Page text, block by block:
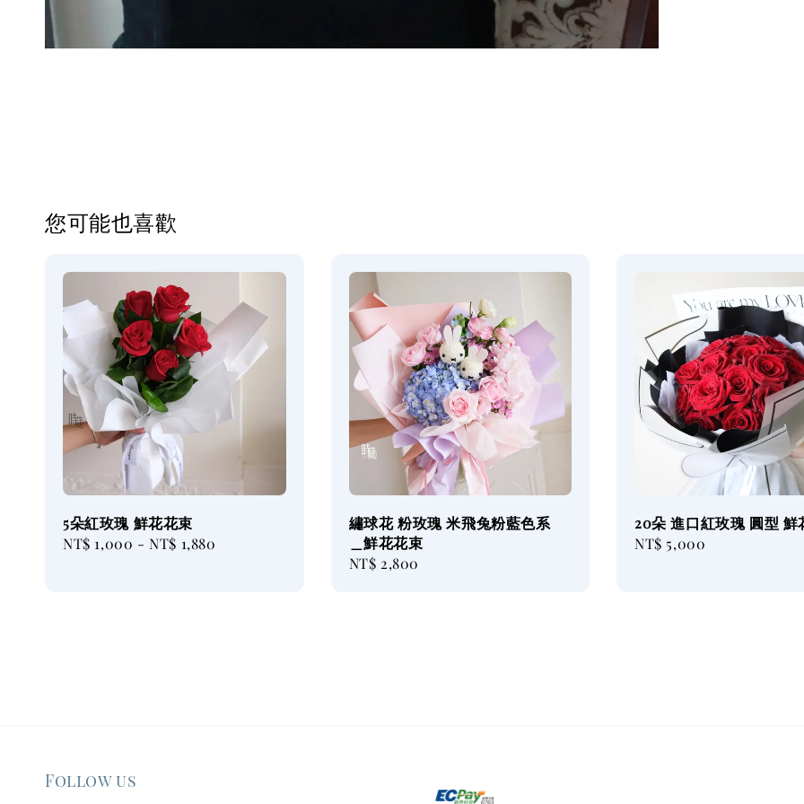
您可能也喜歡
5朵紅玫瑰 鮮花花束
Regular
NT$ 1,000 -NT$ 1,880
繡球花 粉玫瑰 米飛兔粉藍色系
＿鮮花花束
Regular
NT$ 2,800
20朵 進口紅玫瑰 圓型 鮮
Regular
NT$ 5,000
Follow us